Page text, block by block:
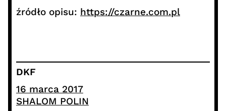
źródło opisu: https://czarne.com.pl
DKF
16 marca 2017
SHALOM POLIN